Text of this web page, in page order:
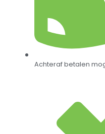
Achteraf betalen